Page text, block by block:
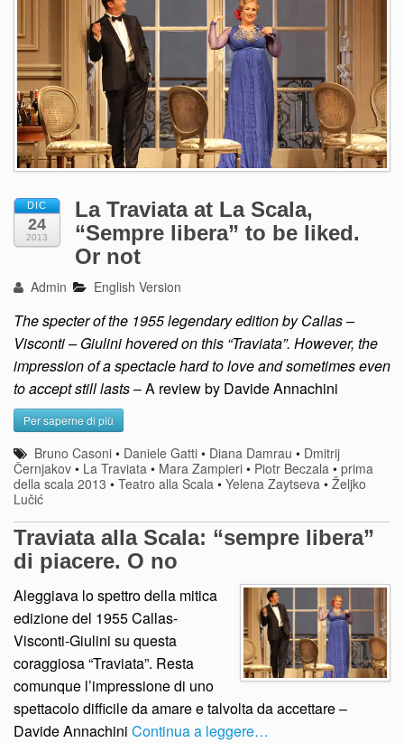
DIC
24
2013
La Traviata at La Scala,
“Sempre libera” to be liked.
Or not
Admin English Version
The specter of the 1955 legendary edition by Callas –
Visconti – Giulini hovered on this “Traviata”. However, the
impression of a spectacle hard to love and sometimes even
to accept still lasts– A review by Davide Annachini
Per saperne di più
Bruno Casoni • Daniele Gatti • Diana Damrau • Dmitrij
Černjakov • La Traviata • Mara Zampieri • Piotr Beczala • prima
della scala 2013 • Teatro alla Scala • Yelena Zaytseva • Željko
Lučić
Traviata alla Scala: “sempre libera”
di piacere. O no
Aleggiava lo spettro della mitica
edizione del 1955 Callas-
Visconti-Giulini su questa
coraggiosa “Traviata”. Resta
comunque l’impressione di uno
spettacolo difficile da amare e talvolta da accettare –
Davide Annachini Continua a leggere…